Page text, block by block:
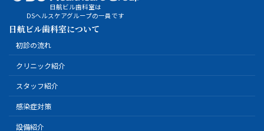
日航ビル歯科室は
DSヘルスケアグループの一員です
日航ビル歯科室について
初診の流れ
クリニック紹介
スタッフ紹介
感染症対策
設備紹介